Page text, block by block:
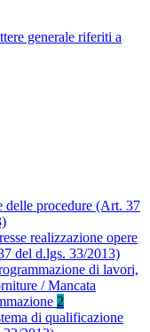
generale riferiti a
delle procedure (Art. 37
realizzazione opere
del d.lgs. 33/2013)
di lavori,
/ Mancata
2
di qualificazione